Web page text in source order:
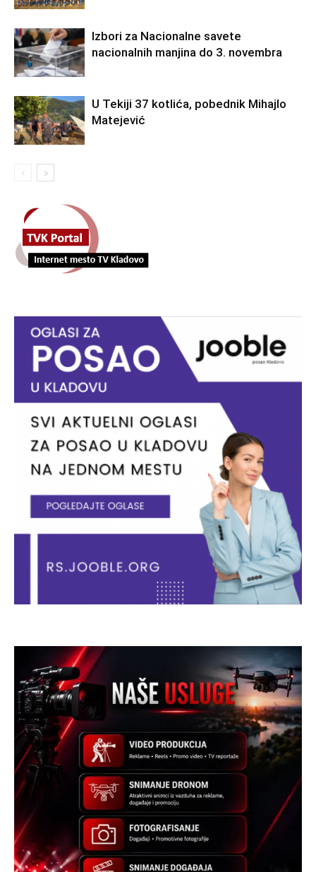
Izbori za Nacionalne savete
nacionalnih manjina do 3. novembra
U Tekiji 37 kotlića, pobednik Mihajlo
Matejević